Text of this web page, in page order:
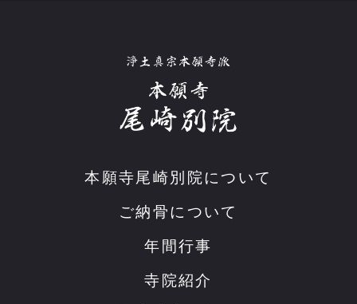
本願寺尾崎別院について
ご納骨について
年間行事
寺院紹介